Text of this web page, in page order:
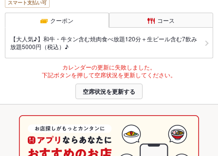
スマート支払い可
クーポン コース
【大人気♪】和牛・牛タン含む焼肉食べ放題120分＋生ビール含む7飲み
放題5000円（税込）♪
カレンダーの更新に失敗しました。
下記ボタンを押して空席状況を更新してください。
空席状況を更新する